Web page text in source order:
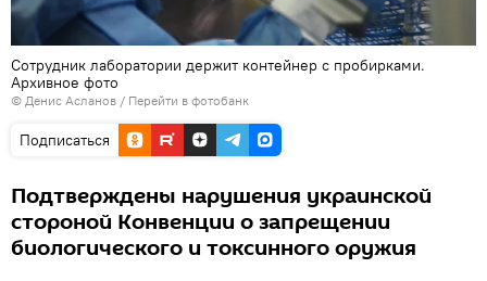
Сотрудник лаборатории держит контейнер с пробирками.
Архивное фото
© Денис Асланов / Перейти в фотобанк
Подписаться
Подтверждены нарушения украинской
стороной Конвенции о запрещении
биологического и токсинного оружия